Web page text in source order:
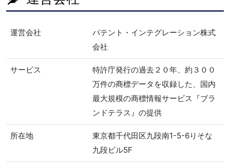
運営会社
パテント・インテグレーション株式
会社
サービス
特許庁発行の過去２０年、約３００
万件の商標データを収録した、国内
最大規模の商標情報サービス『ブラ
ンドテラス』の提供
所在地
東京都千代田区九段南1-5-6りそな
九段ビル5F